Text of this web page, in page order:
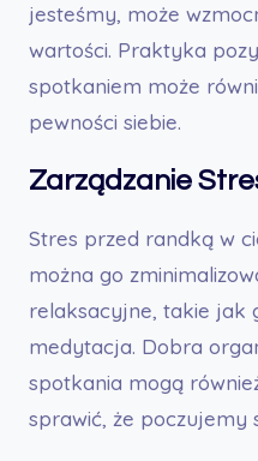
jesteśmy, może
wartości. Praktyka
spotkaniem może
pewności siebie.
Zarządzanie
Stres przed randką w
można go
relaksacyjne, takie jak
medytacja. Dobra
spotkania mogą
sprawić, że poczujemy